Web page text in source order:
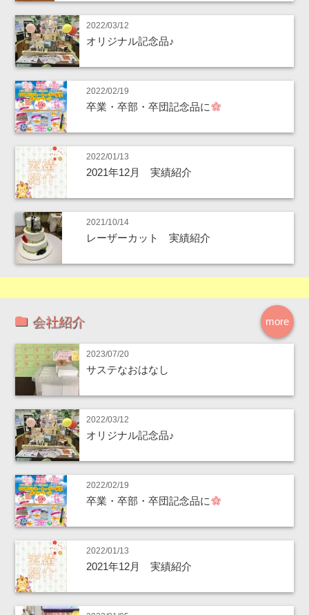
2022/03/12
オリジナル記念品♪
2022/02/19
卒業・卒部・卒団記念品に
2022/01/13
2021年12月 実績紹介
2021/10/14
レーザーカット 実績紹介
more
会社紹介
2023/07/20
サステなおはなし
2022/03/12
オリジナル記念品♪
2022/02/19
卒業・卒部・卒団記念品に
2022/01/13
2021年12月 実績紹介